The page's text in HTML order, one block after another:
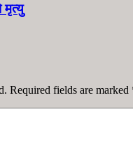
मृत्यु
Required fields are marked